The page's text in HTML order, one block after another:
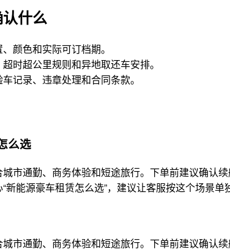
什么
颜色和实际可订档期。
时超公里规则和异地取还车安排。
记录、违章处理和合同条款。
么选
市通勤、商务体验和短途旅行。下单前建议确认
新能源豪车租赁怎么选”，建议让客服按这个场景单
市通勤、商务体验和短途旅行。下单前建议确认